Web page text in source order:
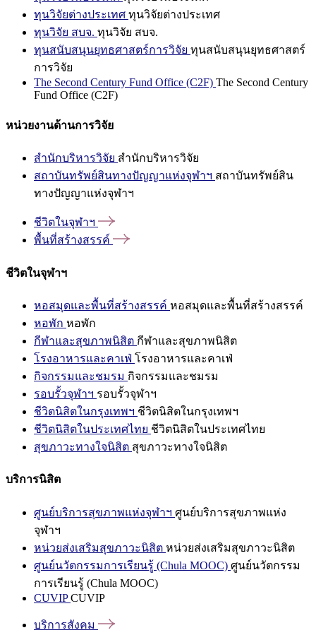
ทุนวิจัยต่างประเทศ ทุนวิจัยต่างประเทศ
ทุนวิจัย สบจ. ทุนวิจัย สบจ.
ทุนสนับสนุนยุทธศาสตร์การวิจัย ทุนสนับสนุนยุทธศาสตร์
การวิจัย
The Second Century Fund Office (C2F) The Second Century
Fund Office (C2F)
หน่วยงานด้านการวิจัย
สำนักบริหารวิจัย สำนักบริหารวิจัย
สถาบันทรัพย์สินทางปัญญาแห่งจุฬาฯ สถาบันทรัพย์สิน
ทางปัญญาแห่งจุฬาฯ
ชีวิตในจุฬาฯ
พื้นที่สร้างสรรค์
ชีวิตในจุฬาฯ
หอสมุดและพื้นที่สร้างสรรค์ หอสมุดและพื้นที่สร้างสรรค์
หอพัก หอพัก
กีฬาและสุขภาพนิสิต กีฬาและสุขภาพนิสิต
โรงอาหารและคาเฟ่ โรงอาหารและคาเฟ่
กิจกรรมและชมรม กิจกรรมและชมรม
รอบรั้วจุฬาฯ รอบรั้วจุฬาฯ
ชีวิตนิสิตในกรุงเทพฯ ชีวิตนิสิตในกรุงเทพฯ
ชีวิตนิสิตในประเทศไทย ชีวิตนิสิตในประเทศไทย
สุขภาวะทางใจนิสิต สุขภาวะทางใจนิสิต
บริการนิสิต
ศูนย์บริการสุขภาพแห่งจุฬาฯ ศูนย์บริการสุขภาพแห่ง
จุฬาฯ
หน่วยส่งเสริมสุขภาวะนิสิต หน่วยส่งเสริมสุขภาวะนิสิต
ศูนย์นวัตกรรมการเรียนรู้ (Chula MOOC) ศูนย์นวัตกรรม
การเรียนรู้ (Chula MOOC)
CUVIPCUVIP
บริการสังคม